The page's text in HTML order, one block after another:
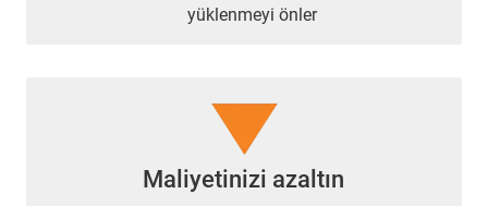
yüklenmeyi önler
Maliyetinizi azaltın